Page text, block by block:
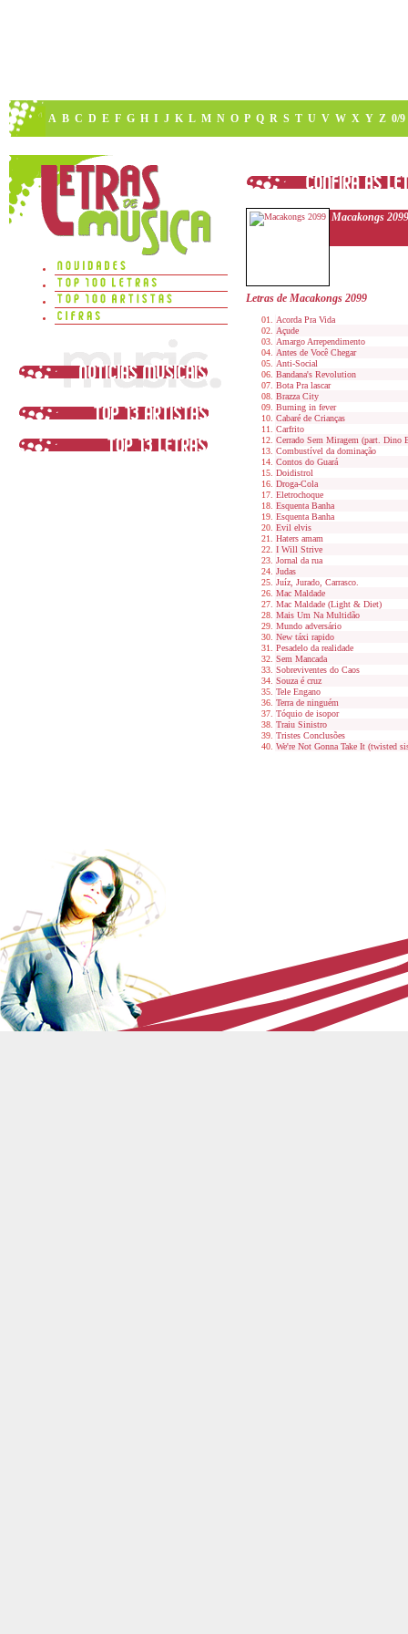
A B C D E F G H I J K L M N O P Q R S T U V W X Y Z 0/9
Macakongs 2099
Letras de Macakongs 2099
Acorda Pra Vida
Açude
Amargo Arrependimento
Antes de Você Chegar
Anti-Social
Bandana's Revolution
Bota Pra lascar
Brazza City
Burning in fever
Cabaré de Crianças
Carfrito
Cerrado Sem Miragem (part. Dino
Combustível da dominação
Contos do Guará
Doidistrol
Droga-Cola
Eletrochoque
Esquenta Banha
Esquenta Banha
Evil elvis
Haters amam
I Will Strive
Jornal da rua
Judas
Juíz, Jurado, Carrasco.
Mac Maldade
Mac Maldade (Light & Diet)
Mais Um Na Multidão
Mundo adversário
New táxi rapido
Pesadelo da realidade
Sem Mancada
Sobreviventes do Caos
Souza é cruz
Tele Engano
Terra de ninguém
Tóquio de isopor
Traiu Sinistro
Tristes Conclusões
We're Not Gonna Take It (twisted